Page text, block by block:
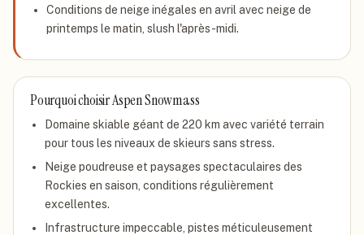
Conditions de neige inégales en avril avec neige de
printemps le matin, slush l'après-midi.
Pourquoi choisirAspen Snowmass
Domaine skiable géant de 220 km avec variété terrain
pour tous les niveaux de skieurs sans stress.
Neige poudreuse et paysages spectaculaires des
Rockies en saison, conditions régulièrement
excellentes.
Infrastructure impeccable, pistes méticuleusement